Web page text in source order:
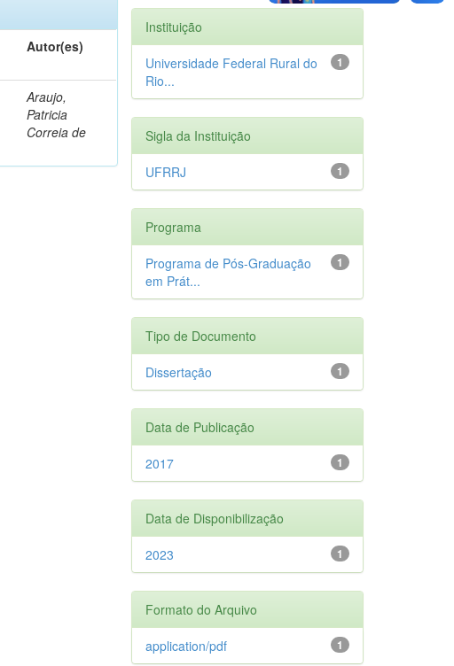
Autor(es)
Araujo,
Patricia
Correia de
Instituição
1
Universidade Federal Rural do
Rio...
Sigla da Instituição
1
UFRRJ
Programa
1
Programa de Pós-Graduação
em Prát...
Tipo de Documento
1
Dissertação
Data de Publicação
1
2017
Data de Disponibilização
1
2023
Formato do Arquivo
1
application/pdf